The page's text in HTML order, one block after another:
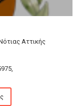
Αττικής